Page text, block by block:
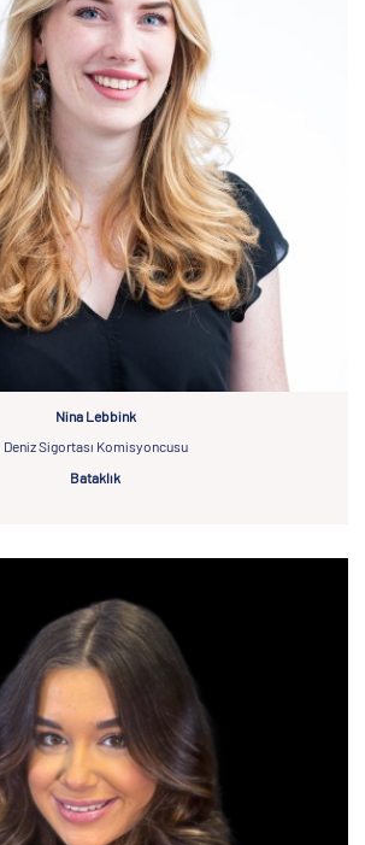
Nina Lebbink
Deniz Sigortası Komisyoncusu
Bataklık